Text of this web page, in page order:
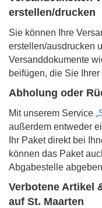
erstellen/drucken
Sie können Ihre
erstellen/ausdrucken
Versanddokumente
beifügen, die Sie
Abholung oder
Mit unserem Service
außerdem entweder
Ihr Paket direkt bei
können das Paket
Abgabestelle
Verbotene Artikel
auf St. Maarten